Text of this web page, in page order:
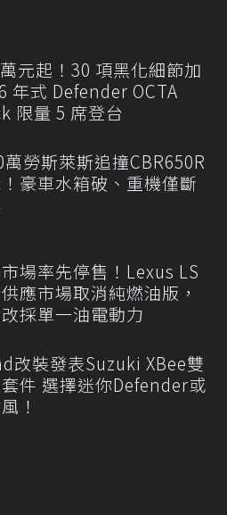
元起！30 項黑化細節加
年式 Defender OCTA
限量 5 席登台
萬勞斯萊斯追撞CBR650R
豪車水箱破、重機僅斷
場率先停售！Lexus LS
應市場取消純燃油版，
採單一油電動力
改裝發表Suzuki XBee雙
件 選擇迷你Defender或
！